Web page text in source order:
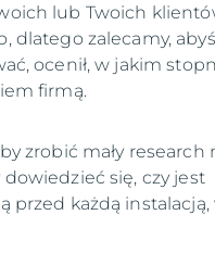
lub Twoich
dlatego zalecamy,
ocenił, w jakim
firmą.
zrobić mały
się, czy
przed każdą